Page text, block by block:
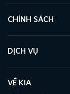
CHÍNH SÁCH
DỊCH VỤ
VỀ KIA